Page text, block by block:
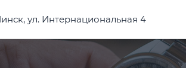
ул. Интернациональная 4